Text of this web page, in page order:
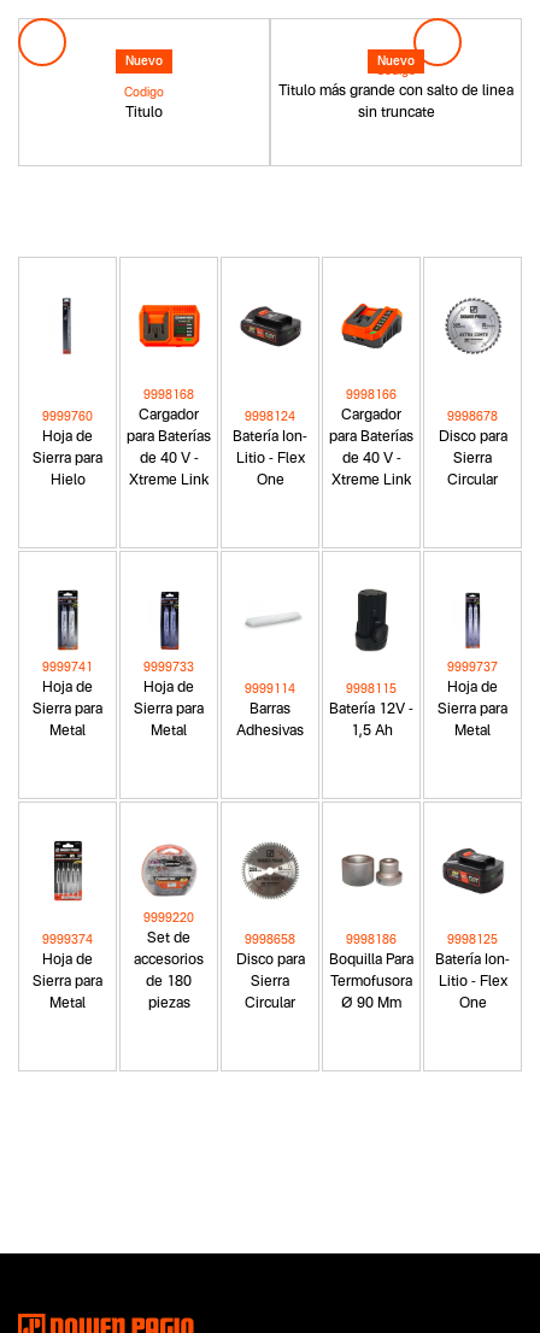
Nuevo
Titulo
Codigo
Nuevo
Titulo más grande con salto de linea
sin truncate
Codigo
Hoja de
Sierra para
Hielo
9999760
Cargador
para Baterías
de 40 V -
Xtreme Link
9998168
Batería Ion-
Litio - Flex
One
9998124
Cargador
para Baterías
de 40 V -
Xtreme Link
9998166
Disco para
Sierra
Circular
9998678
Hoja de
Sierra para
Metal
9999741
Hoja de
Sierra para
Metal
9999733
Barras
Adhesivas
9999114
Batería 12V -
1,5 Ah
9998115
Hoja de
Sierra para
Metal
9999737
Hoja de
Sierra para
Metal
9999374
Set de
accesorios
de 180
piezas
9999220
Disco para
Sierra
Circular
9998658
Boquilla Para
Termofusora
Ø 90 Mm
9998186
Batería Ion-
Litio - Flex
One
9998125
Segmentos - pendiente